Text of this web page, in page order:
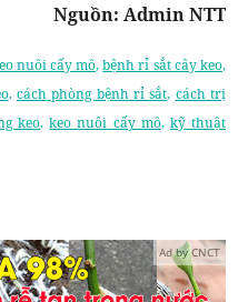
Nguồn: Admin NTT
nuôi cấy mô,bệnh rỉ sắt cây keo,
,cách phòng bệnh rỉ sắt, cách trị
keo,keo nuôi cấy mô, kỹ thuật
Ad by CNCT